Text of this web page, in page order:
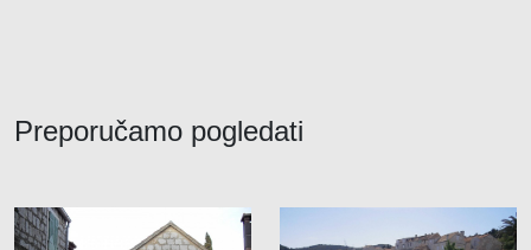
Preporučamo pogledati